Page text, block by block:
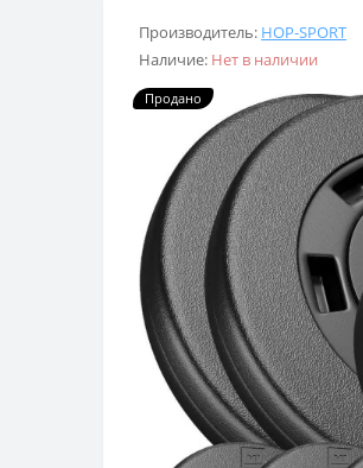
Производитель: HOP-SPORT
Наличие: Нет в наличии
Продано